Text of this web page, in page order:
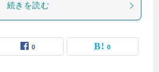
続きを読む
0 0